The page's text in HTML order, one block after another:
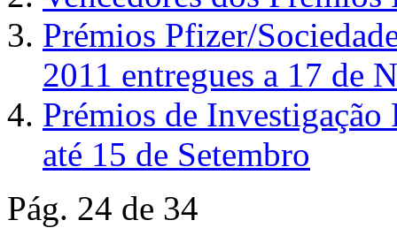
Prémios Pfizer/
2011 entregues a 17 de
Prémios de
até 15 de Setembro
Pág. 24 de 34